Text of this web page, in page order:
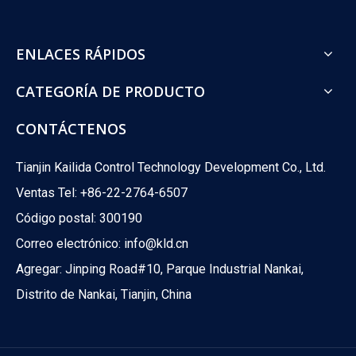
What happens when your control valve loses power? A
ENLACES RÁPIDOS
CATEGORÍA DE PRODUCTO
CONTÁCTENOS
Tianjin Kailida Control Technology Development Co., Ltd.
Ventas Tel: +86-22-2764-6507
Código postal: 300190
Correo electrónico: info@kld.cn
Agregar: Jinping Road#10, Parque Industrial Nankai,
Distrito de Nankai, Tianjin, China